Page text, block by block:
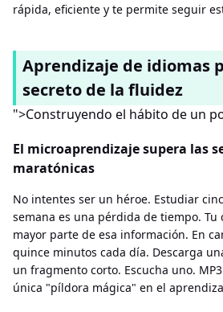
rápida, eficiente y te permite seguir
Aprendizaje de idiomas
secreto de la fluidez
">Construyendo el hábito de un
El microaprendizaje supera las
maratónicas
No intentes ser un héroe. Estudiar
semana es una pérdida de tiempo.
mayor parte de esa información. En
quince minutos cada día. Descarga
un fragmento corto. Escucha uno.
única "píldora mágica" en el